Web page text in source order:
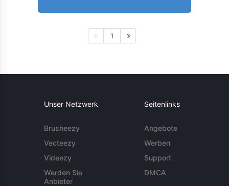
1
Unser Netzwerk
Brusheezy
Vecteezy
Videezy
Werden Sie
Anbieter
Seitenlinks
Angebote
Werben
Support
DMCA